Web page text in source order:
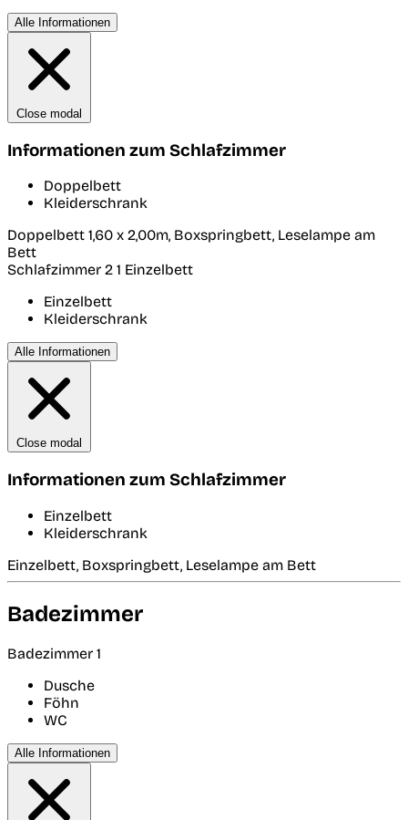
Alle Informationen
Close modal
Informationen zum Schlafzimmer
Doppelbett
Kleiderschrank
Doppelbett 1,60 x 2,00m, Boxspringbett, Leselampe am
Bett
Schlafzimmer 2 1 Einzelbett
Einzelbett
Kleiderschrank
Alle Informationen
Close modal
Informationen zum Schlafzimmer
Einzelbett
Kleiderschrank
Einzelbett, Boxspringbett, Leselampe am Bett
Badezimmer
Badezimmer 1
Dusche
Föhn
WC
Alle Informationen